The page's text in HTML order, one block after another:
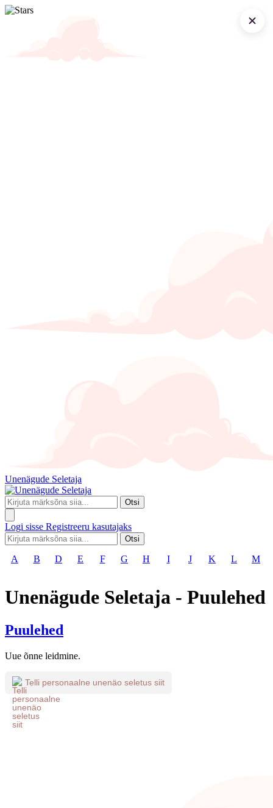
Unenägude Seletaja
Otsi
Logi sisse Registreeru kasutajaks
Otsi
A B D E F G H I J K L M
Unenägude Seletaja - Puulehed
Puulehed
Uue õnne leidmine.
Telli personaalne unenäo seletus siit